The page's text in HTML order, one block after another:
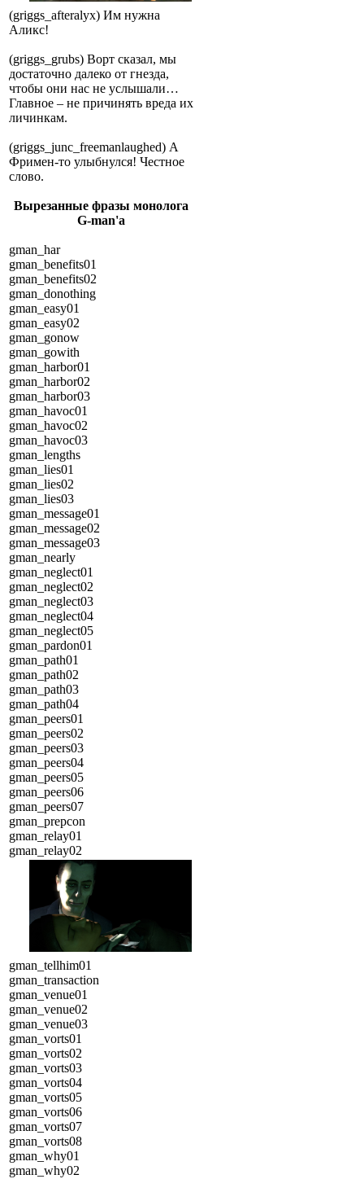
(griggs_afteralyx) Им нужна
Аликс!
(griggs_grubs) Ворт сказал, мы
достаточно далеко от гнезда,
чтобы они нас не услышали…
Главное – не причинять вреда их
личинкам.
(griggs_junc_freemanlaughed) А
Фримен-то улыбнулся! Честное
слово.
Вырезанные фразы монолога
G-man'а
gman_har
gman_benefits01
gman_benefits02
gman_donothing
gman_easy01
gman_easy02
gman_gonow
gman_gowith
gman_harbor01
gman_harbor02
gman_harbor03
gman_havoc01
gman_havoc02
gman_havoc03
gman_lengths
gman_lies01
gman_lies02
gman_lies03
gman_message01
gman_message02
gman_message03
gman_nearly
gman_neglect01
gman_neglect02
gman_neglect03
gman_neglect04
gman_neglect05
gman_pardon01
gman_path01
gman_path02
gman_path03
gman_path04
gman_peers01
gman_peers02
gman_peers03
gman_peers04
gman_peers05
gman_peers06
gman_peers07
gman_prepcon
gman_relay01
gman_relay02
gman_tellhim01
gman_transaction
gman_venue01
gman_venue02
gman_venue03
gman_vorts01
gman_vorts02
gman_vorts03
gman_vorts04
gman_vorts05
gman_vorts06
gman_vorts07
gman_vorts08
gman_why01
gman_why02